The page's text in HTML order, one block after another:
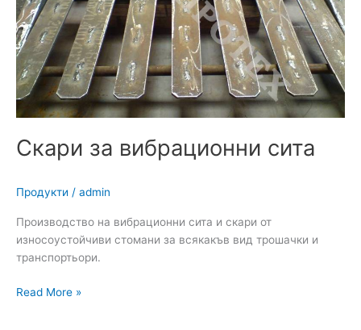
Скари за вибрационни сита
Продукти / admin
Производство на вибрационни сита и скари от
износоустойчиви стомани за всякакъв вид трошачки и
транспортьори.
Read More »